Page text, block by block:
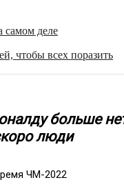
самом деле
чтобы всех поразить
больше
люди
ЧМ-2022